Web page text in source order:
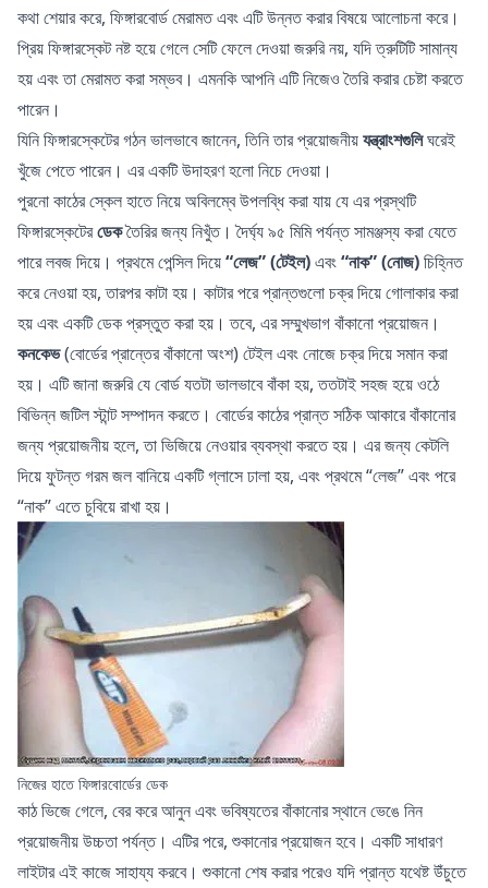
কথা শেয়ার করে, ফিঙ্গারবোর্ড মেরামত এবং এটি উন্নত করার বিষয়ে আলোচনা করে।
প্রিয় ফিঙ্গারস্কেট নষ্ট হয়ে গেলে সেটি ফেলে দেওয়া জরুরি নয়, যদি ত্রুটিটি সামান্য
হয় এবং তা মেরামত করা সম্ভব। এমনকি আপনি এটি নিজেও তৈরি করার চেষ্টা করতে
পারেন।
যিনি ফিঙ্গারস্কেটের গঠন ভালভাবে জানেন, তিনি তার প্রয়োজনীয়যন্ত্রাংশগুলিঘরেই
খুঁজে পেতে পারেন। এর একটি উদাহরণ হলো নিচে দেওয়া।
পুরনো কাঠের স্কেল হাতে নিয়ে অবিলম্বে উপলব্ধি করা যায় যে এর প্রস্থটি
ফিঙ্গারস্কেটেরডেকতৈরির জন্য নিখুঁত। দৈর্ঘ্য ৯৫ মিমি পর্যন্ত সামঞ্জস্য করা যেতে
পারে লবজ দিয়ে। প্রথমে পেন্সিল দিয়ে“লেজ” (টেইল)এবং“নাক” (নোজ)চিহ্নিত
করে নেওয়া হয়, তারপর কাটা হয়। কাটার পরে প্রান্তগুলো চক্র দিয়ে গোলাকার করা
হয় এবং একটি ডেক প্রস্তুত করা হয়। তবে, এর সম্মুখভাগ বাঁকানো প্রয়োজন।
কনকেভ(বোর্ডের প্রান্তের বাঁকানো অংশ) টেইল এবং নোজে চক্র দিয়ে সমান করা
হয়। এটি জানা জরুরি যে বোর্ড যতটা ভালভাবে বাঁকা হয়, ততটাই সহজ হয়ে ওঠে
বিভিন্ন জটিল স্টান্ট সম্পাদন করতে। বোর্ডের কাঠের প্রান্ত সঠিক আকারে বাঁকানোর
জন্য প্রয়োজনীয় হলে, তা ভিজিয়ে নেওয়ার ব্যবস্থা করতে হয়। এর জন্য কেটলি
দিয়ে ফুটন্ত গরম জল বানিয়ে একটি গ্লাসে ঢালা হয়, এবং প্রথমে “লেজ” এবং পরে
“নাক” এতে চুবিয়ে রাখা হয়।
নিজের হাতে ফিঙ্গারবোর্ডের ডেক
কাঠ ভিজে গেলে, বের করে আনুন এবং ভবিষ্যতের বাঁকানোর স্থানে ভেঙে নিন
প্রয়োজনীয় উচ্চতা পর্যন্ত। এটির পরে, শুকানোর প্রয়োজন হবে। একটি সাধারণ
লাইটার এই কাজে সাহায্য করবে। শুকানো শেষ করার পরেও যদি প্রান্ত যথেষ্ট উঁচুতে